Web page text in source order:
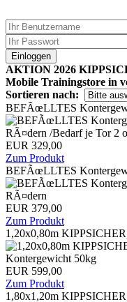
Einloggen
AKTION 2026
Mobile Trainingstore in
Sortieren nach:
BEFÃœLLTES
EUR 329,00
Zum Produkt
BEFÃœLLTES
EUR 379,00
Zum Produkt
1,20x0,80m
EUR 599,00
Zum Produkt
1,80x1,20m